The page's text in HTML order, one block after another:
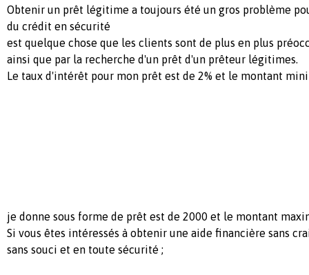
Obtenir un prêt légitime a toujours été un gros problème
du crédit en sécurité
est quelque chose que les clients sont de plus en plus
ainsi que par la recherche d'un prêt d'un prêteur légitimes.
Le taux d'intérêt pour mon prêt est de 2% et le montant
je donne sous forme de prêt est de 2000 et le montant
Si vous êtes intéressés à obtenir une aide financière sans
sans souci et en toute sécurité ;